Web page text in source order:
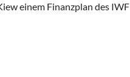
einem Finanzplan des IWF